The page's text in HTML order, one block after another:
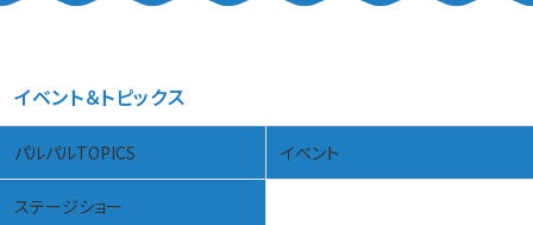
イベント＆トピックス
パルパルTOPICS イベント
ステージショー